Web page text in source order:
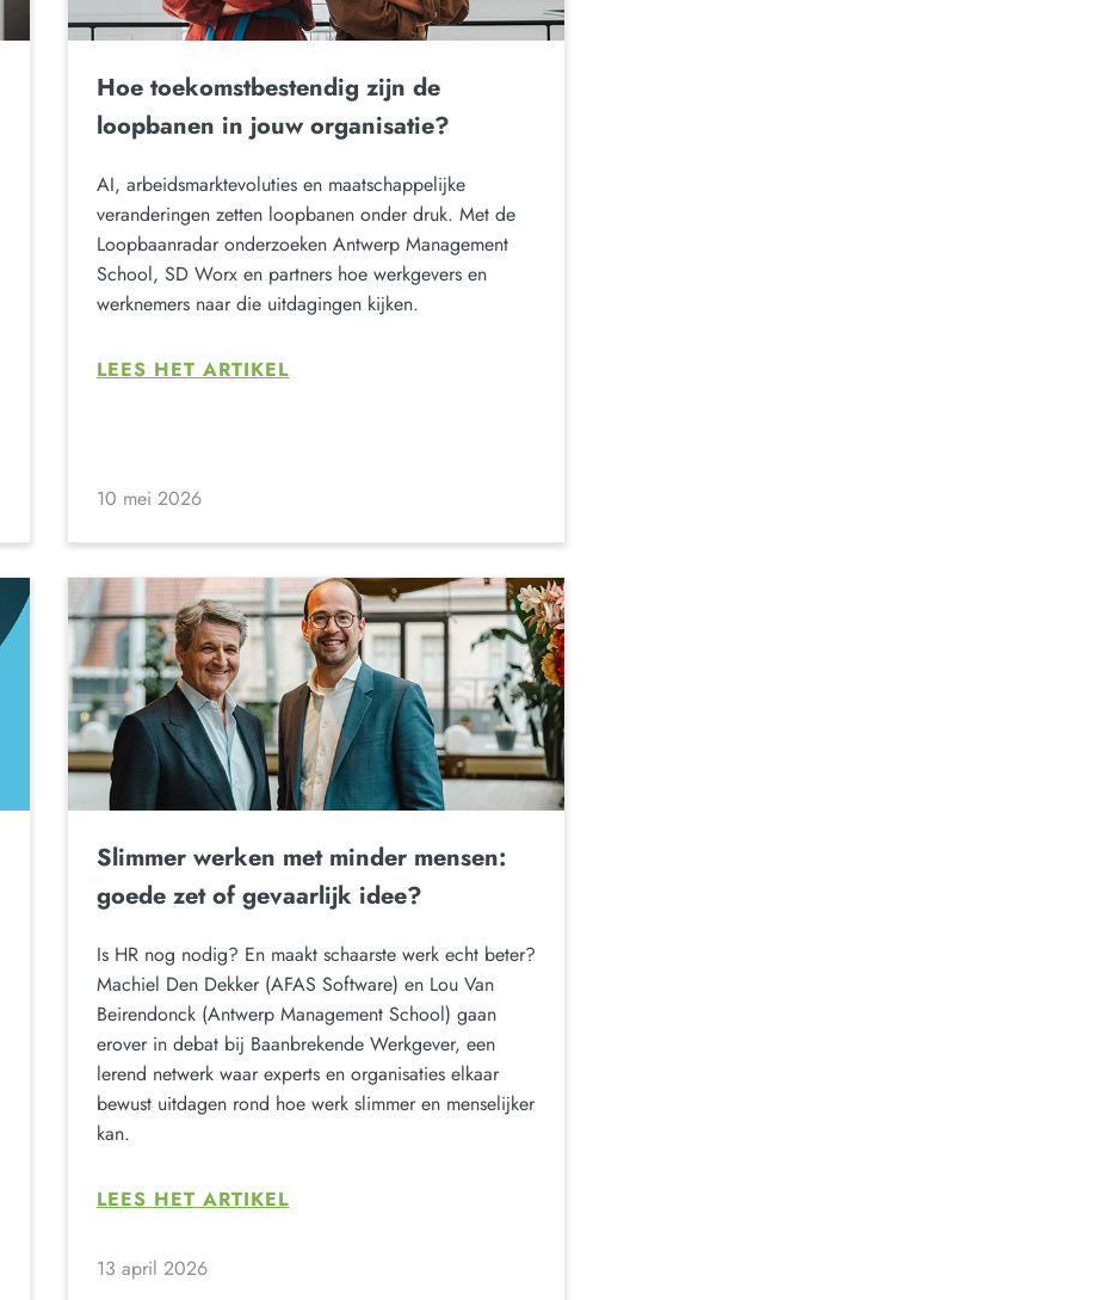
Hoe toekomstbestendig zijn de
loopbanen in jouw organisatie?
AI, arbeidsmarktevoluties en maatschappelijke
veranderingen zetten loopbanen onder druk. Met de
Loopbaanradar onderzoeken Antwerp Management
School, SD Worx en partners hoe werkgevers en
werknemers naar die uitdagingen kijken.
LEES HET ARTIKEL
10 mei 2026
Slimmer werken met minder mensen:
goede zet of gevaarlijk idee?
Is HR nog nodig? En maakt schaarste werk echt beter?
Machiel Den Dekker (AFAS Software) en Lou Van
Beirendonck (Antwerp Management School) gaan
erover in debat bij Baanbrekende Werkgever, een
lerend netwerk waar experts en organisaties elkaar
bewust uitdagen rond hoe werk slimmer en menselijker
kan.
LEES HET ARTIKEL
13 april 2026